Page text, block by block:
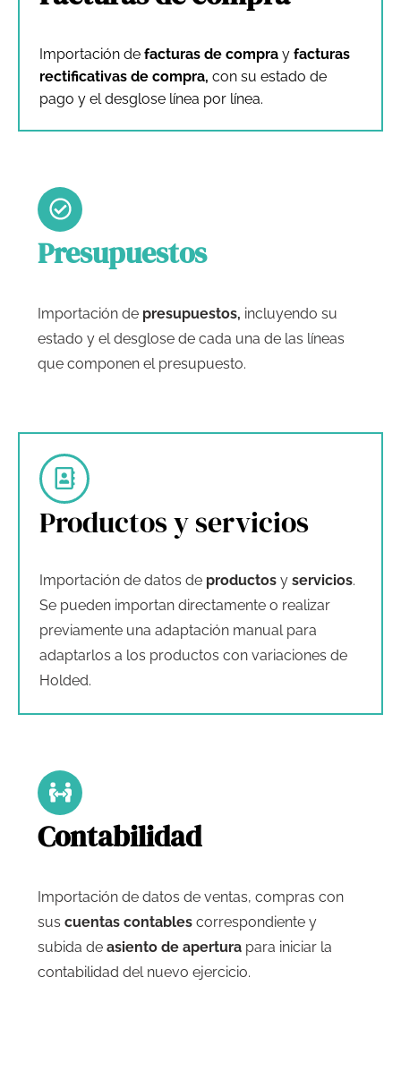
Importación de facturas de compra y facturas
rectificativas de compra, con su estado de
pago y el desglose línea por línea.
Presupuestos
Importación de presupuestos, incluyendo su
estado y el desglose de cada una de las líneas
que componen el presupuesto.
Productos y servicios
Importación de datos de productos y servicios.
Se pueden importan directamente o realizar
previamente una adaptación manual para
adaptarlos a los productos con variaciones de
Holded.
Contabilidad
Importación de datos de ventas, compras con
sus cuentas contables correspondiente y
subida de asiento de apertura para iniciar la
contabilidad del nuevo ejercicio.